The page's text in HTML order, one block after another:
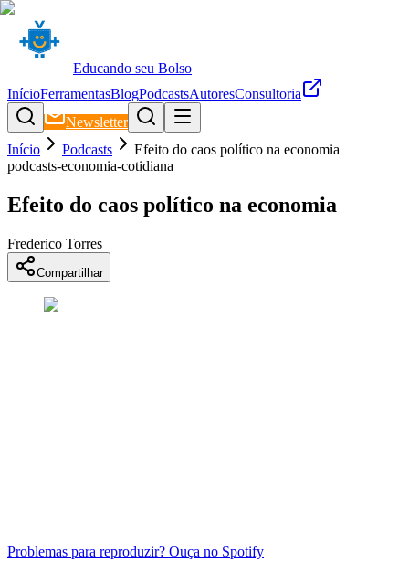
Educando seu Bolso
InícioFerramentasBlogPodcastsAutoresConsultoria
Newsletter
Início
Podcasts
Efeito do caos político na economia
podcasts-economia-cotidiana
Efeito do caos político na economia
Frederico Torres
Compartilhar
Problemas para reproduzir? Ouça no Spotify